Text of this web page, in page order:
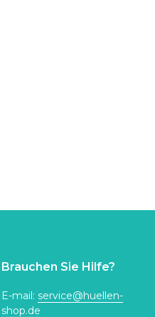
Brauchen Sie Hilfe?
E-mail: service@huellen-
shop.de